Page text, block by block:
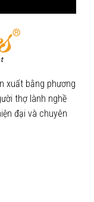
xuất bằng phương
thợ lành nghề
đại và chuyên